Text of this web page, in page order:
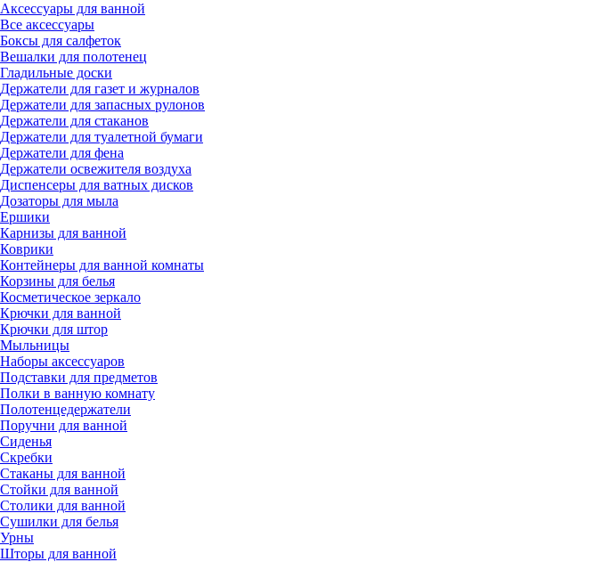
Аксессуары для ванной
Все аксессуары
Боксы для салфеток
Вешалки для полотенец
Гладильные доски
Держатели для газет и журналов
Держатели для запасных рулонов
Держатели для стаканов
Держатели для туалетной бумаги
Держатели для фена
Держатели освежителя воздуха
Диспенсеры для ватных дисков
Дозаторы для мыла
Ершики
Карнизы для ванной
Коврики
Контейнеры для ванной комнаты
Корзины для белья
Косметическое зеркало
Крючки для ванной
Крючки для штор
Мыльницы
Наборы аксессуаров
Подставки для предметов
Полки в ванную комнату
Полотенцедержатели
Поручни для ванной
Сиденья
Скребки
Стаканы для ванной
Стойки для ванной
Столики для ванной
Сушилки для белья
Урны
Шторы для ванной